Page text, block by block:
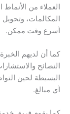
العملاء من
المكالمات،
أسرع وقت ممكن.
كما أن لديهم
النصائح
البسيطة لحين
أي مبالغ.